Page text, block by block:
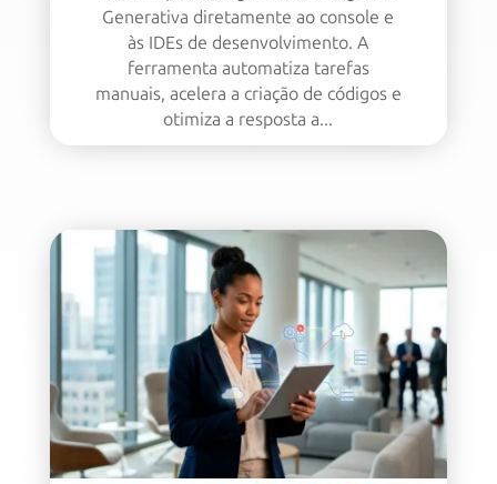
Generativa diretamente ao console e
às IDEs de desenvolvimento. A
ferramenta automatiza tarefas
manuais, acelera a criação de códigos e
otimiza a resposta a...